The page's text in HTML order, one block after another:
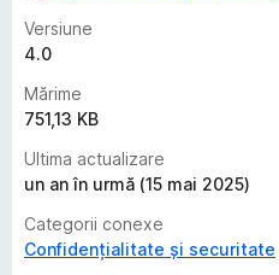
Versiune
4.0
Mărime
751,13 KB
Ultima actualizare
un an în urmă (15 mai 2025)
Categorii conexe
Confidențialitate și securitate